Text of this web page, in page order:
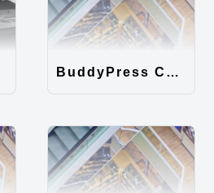
BuddyPress Colours主题汉化包